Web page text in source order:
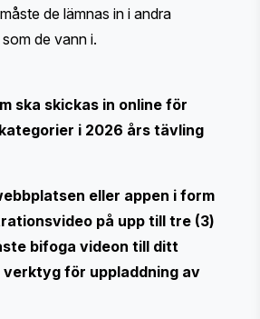
de lämnas in i andra
de vann i.
ska skickas in online för
i 2026 års tävling
eller appen i form
på upp till tre (3)
bifoga videon till ditt
för uppladdning av